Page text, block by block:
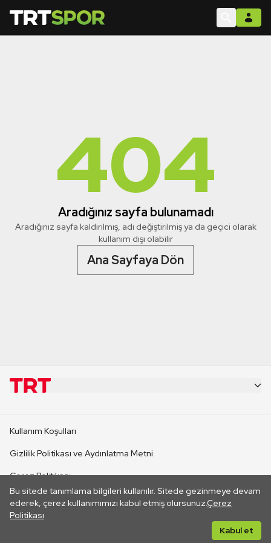
404
Aradığınız sayfa bulunamadı
Aradığınız sayfa kaldırılmış, adı değiştirilmiş ya da geçici olarak
kullanım dışı olabilir
Ana Sayfaya Dön
Bu sitede tanımlama bilgileri kullanılır. Sitede gezinmeye devam
ederek, çerez kullanımımızı kabul etmiş olursunuz.Çerez
Politikası
Kabul et
CANLI YAYINLAR
Kullanım Koşulları
Gizlilik Politikası ve Aydınlatma Metni
Çerez Politikası
İletişim
Her hakkı saklıdır. ©2026 TRT. Bağlantı yoluyla gidilen dış